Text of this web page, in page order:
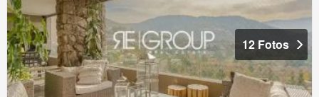
12 Fotos